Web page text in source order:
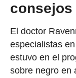
consejos
El doctor
especialistas
estuvo en el
sobre negro en